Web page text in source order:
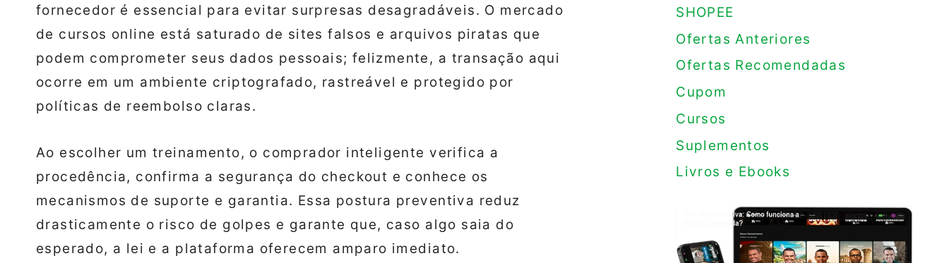
fornecedor é essencial para evitar surpresas desagradáveis. O mercado
de cursos online está saturado de sites falsos e arquivos piratas que
podem comprometer seus dados pessoais; felizmente, a transação aqui
ocorre em um ambiente criptografado, rastreável e protegido por
políticas de reembolso claras.
Ao escolher um treinamento, o comprador inteligente verifica a
procedência, confirma a segurança do checkout e conhece os
mecanismos de suporte e garantia. Essa postura preventiva reduz
drasticamente o risco de golpes e garante que, caso algo saia do
esperado, a lei e a plataforma oferecem amparo imediato.
SHOPEE
Ofertas Anteriores
Ofertas Recomendadas
Cupom
Cursos
Suplementos
Livros e Ebooks